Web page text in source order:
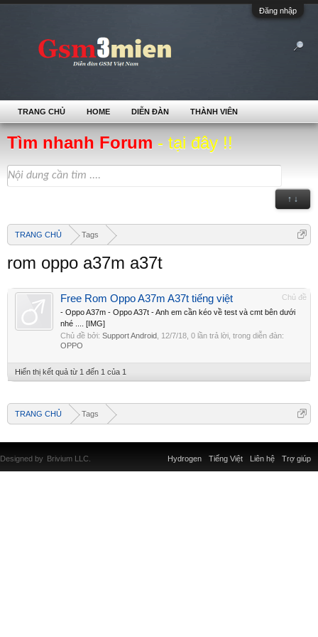
Đăng nhập
Tìm nhanh Forum - tại đây !!
↑ ↓
TRANG CHỦ Tags
rom oppo a37m a37t
Chủ đề
Free Rom Oppo A37m A37t tiếng việt
- Oppo A37m - Oppo A37t - Anh em cần kéo về test và cmt bên dưới
nhé .... [IMG]
Chủ đề bởi: Support Android 12/7/18 , 0 lần trả lời, trong diễn đàn:
OPPO
Hiển thị kết quả từ 1 đến 1 của 1
TRANG CHỦ Tags
TRANG CHỦ HOME DIỄN ĐÀN THÀNH VIÊN
Liên hệ Trợ giúp
Hydrogen Tiếng Việt
Designed by Brivium LLC.